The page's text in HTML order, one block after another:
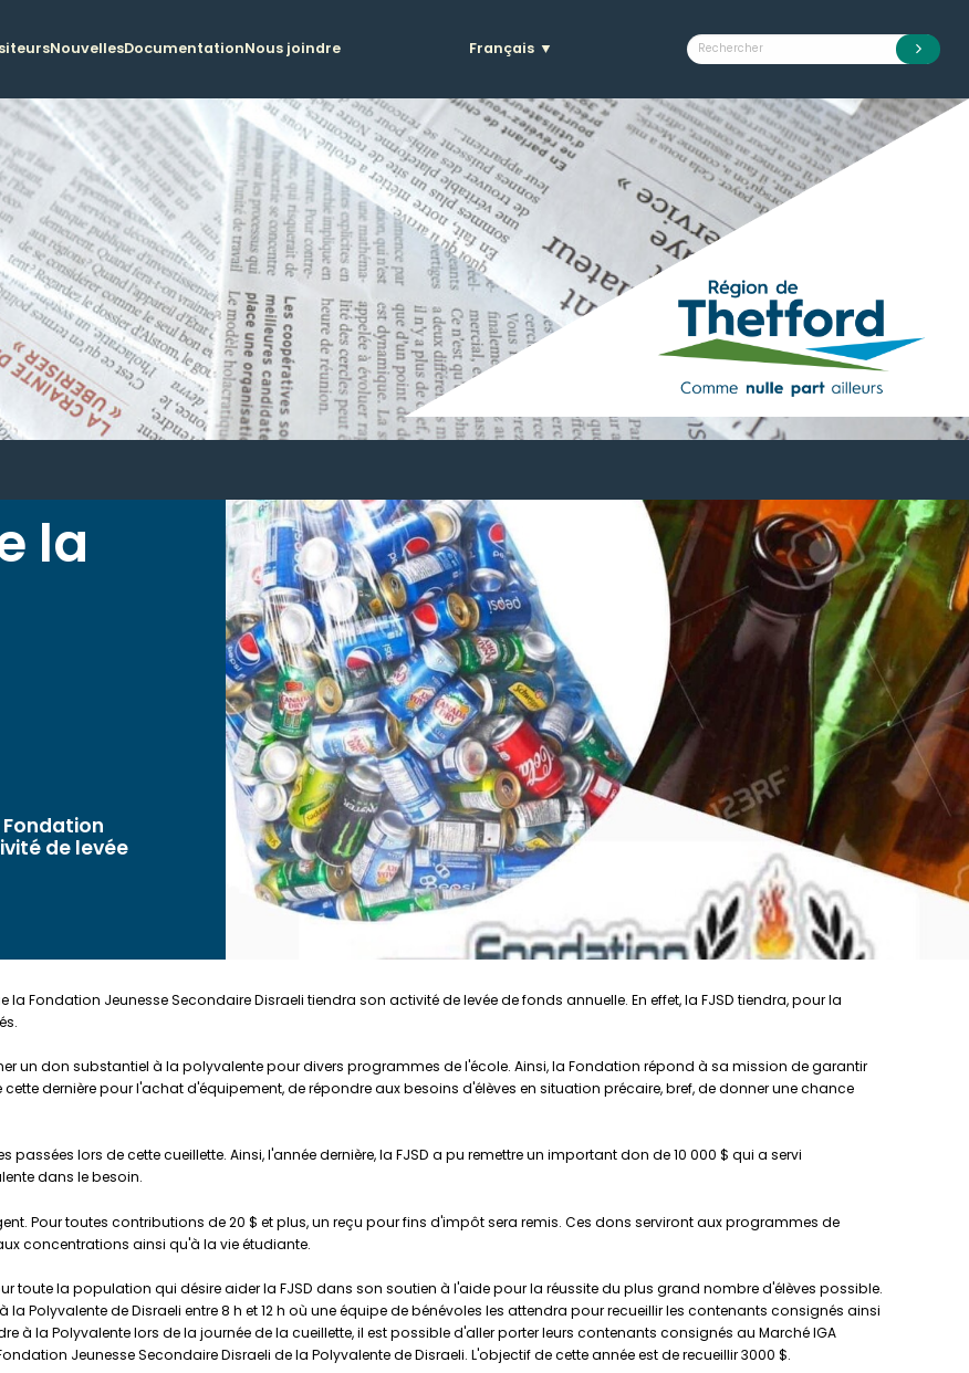
NouvellesDocumentationNous joindre Français ▼
la
de levée
Fondation Jeunesse Secondaire Disraeli tiendra son activité de levée de fonds annuelle. En effet, la FJSD tiendra, pour la
un don substantiel à la polyvalente pour divers programmes de l'école. Ainsi, la Fondation répond à sa mission de garantir
dernière pour l'achat d'équipement, de répondre aux besoins d'élèves en situation précaire, bref, de donner une chance
lors de cette cueillette. Ainsi, l'année dernière, la FJSD a pu remettre un important don de 10 000 $ qui a servi
dans le besoin.
Pour toutes contributions de 20 $ et plus, un reçu pour fins d'impôt sera remis. Ces dons serviront aux programmes de
concentrations ainsi qu'à la vie étudiante.
toute la population qui désire aider la FJSD dans son soutien à l'aide pour la réussite du plus grand nombre d'élèves possible.
Polyvalente de Disraeli entre 8 h et 12 h où une équipe de bénévoles les attendra pour recueillir les contenants consignés ainsi
à la Polyvalente lors de la journée de la cueillette, il est possible d'aller porter leurs contenants consignés au Marché IGA
Jeunesse Secondaire Disraeli de la Polyvalente de Disraeli. L'objectif de cette année est de recueillir 3000 $.